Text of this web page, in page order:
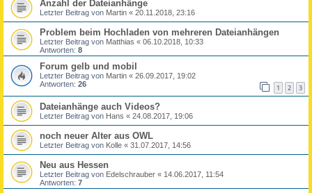
Anzahl der Dateianhänge
Letzter Beitrag von Martin « 20.11.2018, 23:16
Problem beim Hochladen von mehreren Dateianhängen
Letzter Beitrag von Matthias « 06.10.2018, 10:33
Antworten: 8
Forum gelb und mobil
Letzter Beitrag von Martin « 26.09.2017, 19:02
Antworten: 26 1 2 3
Dateianhänge auch Videos?
Letzter Beitrag von Hans « 24.08.2017, 19:06
noch neuer Alter aus OWL
Letzter Beitrag von Kolle « 31.07.2017, 14:56
Neu aus Hessen
Letzter Beitrag von Edelschrauber « 14.06.2017, 11:54
Antworten: 7